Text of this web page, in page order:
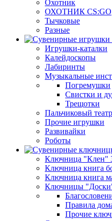
Охотник
ОХОТНИК CS:GO
Тычковые
Разные
Игрушки-каталки
Калейдоскопы
Лабиринты
Музыкальные
Погремушки
Свистки и
Трещотки
Пальчиковый театр
Прочие игрушки
Развивайки
Роботы
Ключница "Клен"
Ключница книга
Ключница книга
Ключницы
Правила
Прочие